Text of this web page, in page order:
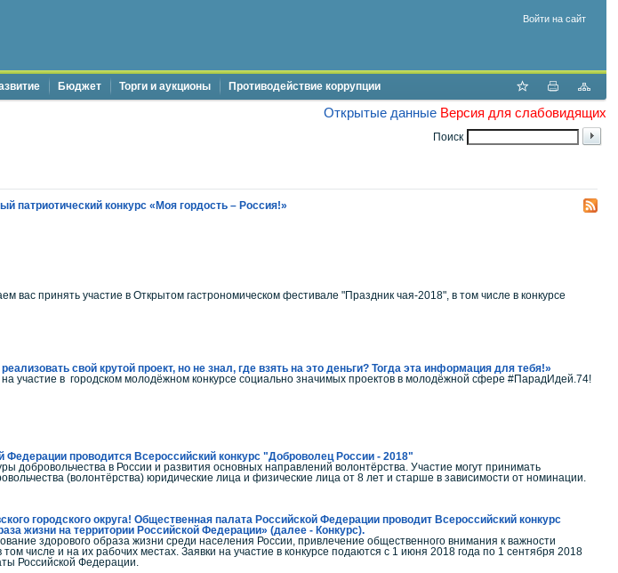
Войти на сайт
Бюджет Торги и аукционы Противодействие коррупции
Открытые данные Версия для слабовидящих
Поиск
патриотический конкурс «Моя гордость – Россия!»
вас принять участие в Открытом гастрономическом фестивале "Праздник чая-2018", в том числе в конкурсе
свой крутой проект, но не знал, где взять на это деньги? Тогда эта информация для тебя!»
участие в городском молодёжном конкурсе социально значимых проектов в молодёжной сфере #ПарадИдей.74!
Федерации проводится Всероссийский конкурс "Доброволец России - 2018"
добровольчества в России и развития основных направлений волонтёрства. Участие могут принимать
(волонтёрства) юридические лица и физические лица от 8 лет и старше в зависимости от номинации.
городского округа! Общественная палата Российской Федерации проводит Всероссийский конкурс
жизни на территории Российской Федерации» (далее - Конкурс).
здорового образа жизни среди населения России, привлечение общественного внимания к важности
числе и на их рабочих местах. Заявки на участие в конкурсе подаются с 1 июня 2018 года по 1 сентября 2018
Российской Федерации.